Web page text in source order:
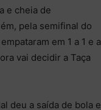
e cheia de
pela semifinal do
em 1 a 1 e a
vai decidir a Taça
deu a saída de bola e